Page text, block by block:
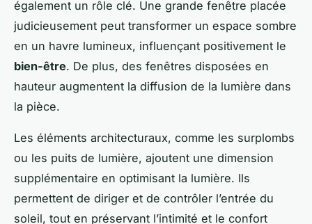
également un rôle clé. Une grande fenêtre placée
judicieusement peut transformer un espace sombre
en un havre lumineux, influençant positivement le
bien-être. De plus, des fenêtres disposées en
hauteur augmentent la diffusion de la lumière dans
la pièce.
Les éléments architecturaux, comme les surplombs
ou les puits de lumière, ajoutent une dimension
supplémentaire en optimisant la lumière. Ils
permettent de diriger et de contrôler l’entrée du
soleil, tout en préservant l’intimité et le confort